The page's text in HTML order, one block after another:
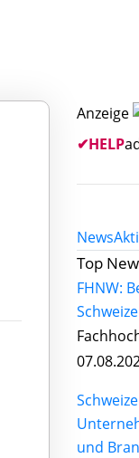
Anzeige
✔HELP
News
Top
FHNW:
und